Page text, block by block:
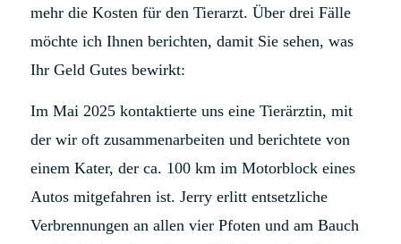
mehr die Kosten für den Tierarzt. Über drei Fälle
möchte ich Ihnen berichten, damit Sie sehen, was
Ihr Geld Gutes bewirkt:
Im Mai 2025 kontaktierte uns eine Tierärztin, mit
der wir oft zusammenarbeiten und berichtete von
einem Kater, der ca. 100 km im Motorblock eines
Autos mitgefahren ist. Jerry erlitt entsetzliche
Verbrennungen an allen vier Pfoten und am Bauch